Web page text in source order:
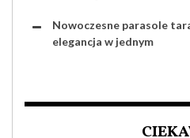
Nowoczesne parasole
elegancja w jednym